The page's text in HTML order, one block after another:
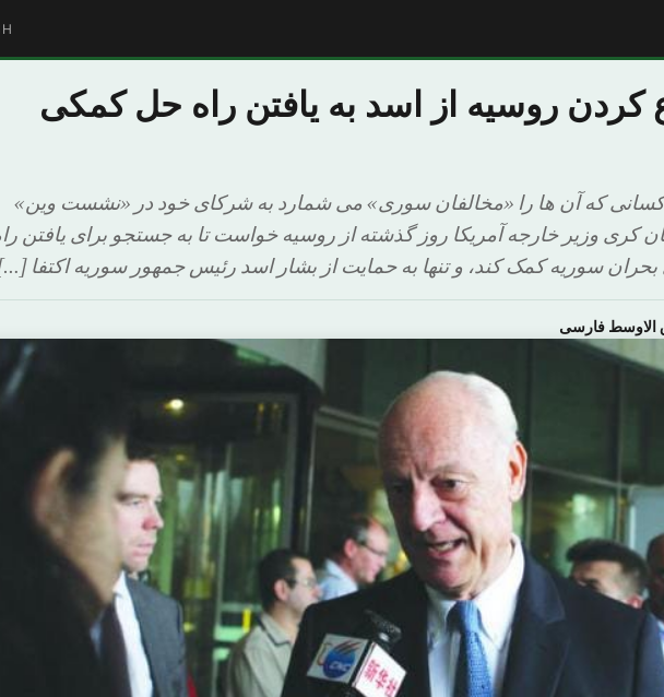
کردن روسیه از اسد به یافتن راه حل کمکی
که آن ها را «مخالفان سوری» می شمارد به شرکای خود در «نشست وین»
کری وزیر خارجه آمریکا روز گذشته از روسیه خواست تا به جستجو برای یافتن
سوریه کمک کند، و تنها به حمایت از بشار اسد رئیس جمهور سوریه اکتفا
الاوسط فارسی